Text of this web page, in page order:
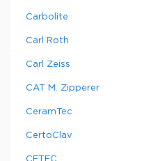
Carbolite
Carl Roth
Carl Zeiss
CAT M. Zipperer
CeramTec
CertoClav
CETEC